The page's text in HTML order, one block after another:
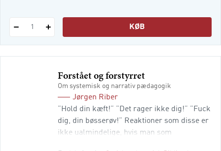
1 KØB
Forstået og forstyrret
Om systemisk og narrativ pædagogik
Jørgen Riber
”Hold din kæft!” ”Det rager ikke dig!” ”Fuck
dig, din bøsserøv!” Reaktioner som disse er
ikke ualmindelige, hvis man som